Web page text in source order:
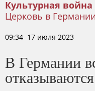
Культурная война
Церковь в Германии
09:34 17 июля 2023
В Германии